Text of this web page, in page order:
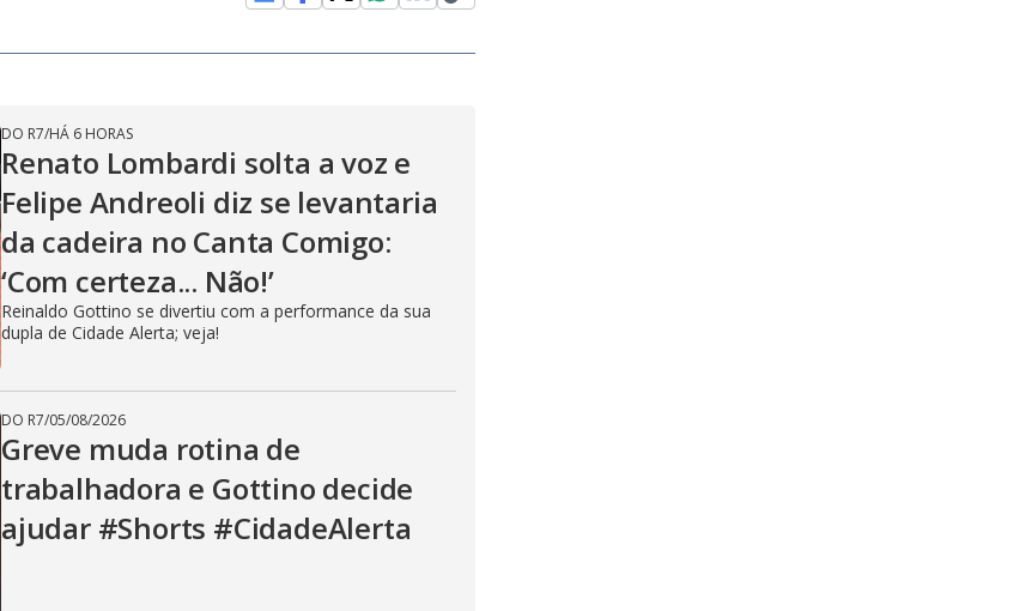
DO R7/HÁ 6 HORAS
Renato Lombardi solta a voz e
Felipe Andreoli diz se levantaria
da cadeira no Canta Comigo:
‘Com certeza... Não!’
Reinaldo Gottino se divertiu com a performance da sua
dupla de Cidade Alerta; veja!
DO R7/05/08/2026
Greve muda rotina de
trabalhadora e Gottino decide
ajudar #Shorts #CidadeAlerta